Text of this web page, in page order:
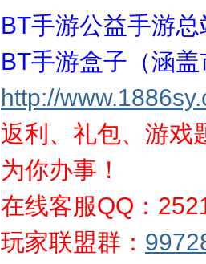
BT手游公益手游总
BT手游盒子（涵
http://
返利、礼包、游戏
为你办事！
在线客服QQ：
玩家联盟群：